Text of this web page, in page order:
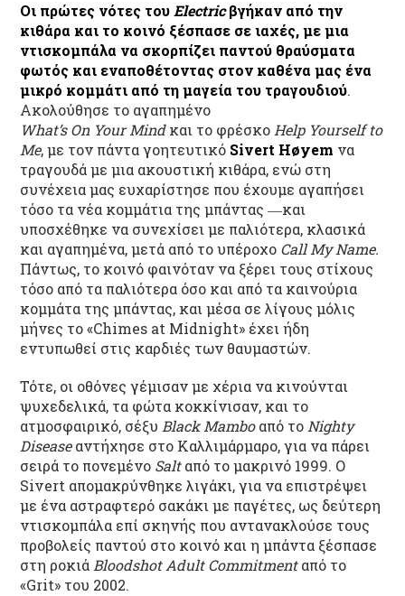
Οι πρώτες νότες τουElectric βγήκαν από την
κιθάρα και το κοινό ξέσπασε σε ιαχές, με μια
ντισκομπάλα να σκορπίζει παντού θραύσματα
φωτός και εναποθέτοντας στον καθένα μας ένα
μικρό κομμάτι από τη μαγεία του τραγουδιού.
Ακολούθησε το αγαπημένο
What’s On Your Mindκαι το φρέσκοHelp Yourself to
Me, με τον πάντα γοητευτικό Sivert Høyem να
τραγουδά με μια ακουστική κιθάρα, ενώ στη
συνέχεια μας ευχαρίστησε που έχουμε αγαπήσει
τόσο τα νέα κομμάτια της μπάντας ―και
υποσχέθηκε να συνεχίσει με παλιότερα, κλασικά
και αγαπημένα, μετά από το υπέροχο Call My Name.
Πάντως, το κοινό φαινόταν να ξέρει τους στίχους
τόσο από τα παλιότερα όσο και από τα καινούρια
κομμάτα της μπάντας, και μέσα σε λίγους μόλις
μήνες το «Chimes at Midnight» έχει ήδη
εντυπωθεί στις καρδιές των θαυμαστών.
Τότε, οι οθόνες γέμισαν με χέρια να κινούνται
ψυχεδελικά, τα φώτα κοκκίνισαν, και το
ατμοσφαιρικό, σέξυBlack Mamboαπό τοNighty
Diseaseαντήχησε στο Καλλιμάρμαρο, για να πάρει
σειρά το πονεμένο Salt από το μακρινό 1999. Ο
Sivert απομακρύνθηκε λιγάκι, για να επιστρέψει
με ένα αστραφτερό σακάκι με παγέτες, ως δεύτερη
ντισκομπάλα επί σκηνής που αντανακλούσε τους
προβολείς παντού στο κοινό και η μπάντα ξέσπασε
στη ροκιάBloodshot Adult Commitmentαπό το
«Grit» του 2002.